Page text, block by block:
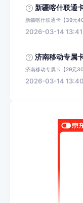
新疆喀什联通
新疆喀什联通卡【39元
2026-03-14
济南移动专属
济南移动专属卡【29元
2026-03-14